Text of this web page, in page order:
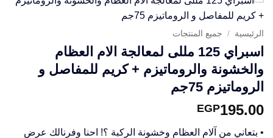
الرئيسية / جميع المنتجات
اسبراي 125 مللى لمعالجة الام العظام
والخشونة والروماتيزم + كريم للمفاصل و
الروماتيزم 75جم
EGP195.00
• بتعاني من آلام العظام وخشونة الركبة ؟! احنا وفرنالك عرض